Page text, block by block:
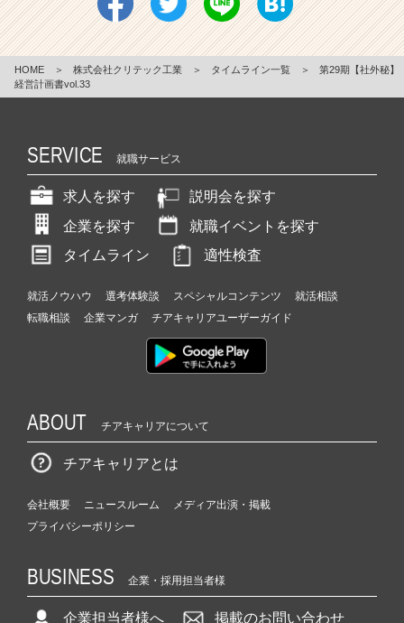
HOME ＞ 株式会社クリテック工業 ＞ タイムライン一覧 ＞
第29期【社外秘】
経営計画書vol.33
SERVICE 就職サービス
求人を探す
説明会を探す
企業を探す
就職イベントを探す
タイムライン
適性検査
就活ノウハウ 選考体験談 スペシャルコンテンツ
就活相談
転職相談
企業マンガ チアキャリアユーザーガイド
ABOUT チアキャリアについて
チアキャリアとは
会社概要 ニュースルーム
メディア出演・掲載
プライバシーポリシー
BUSINESS 企業・採用担当者様
企業担当者様へ 掲載のお問い合わせ